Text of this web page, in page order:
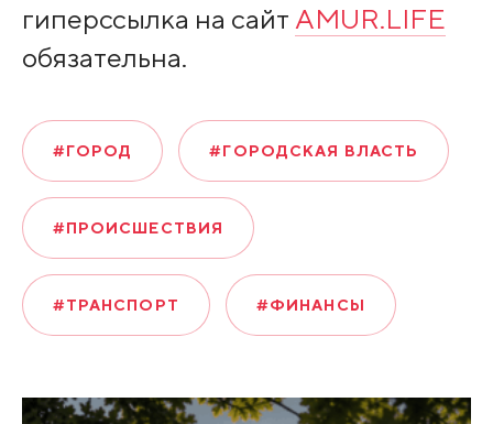
гиперссылка на сайт AMUR.LIFE
обязательна.
#ГОРОД #ГОРОДСКАЯ ВЛАСТЬ
#ПРОИСШЕСТВИЯ
#ТРАНСПОРТ #ФИНАНСЫ